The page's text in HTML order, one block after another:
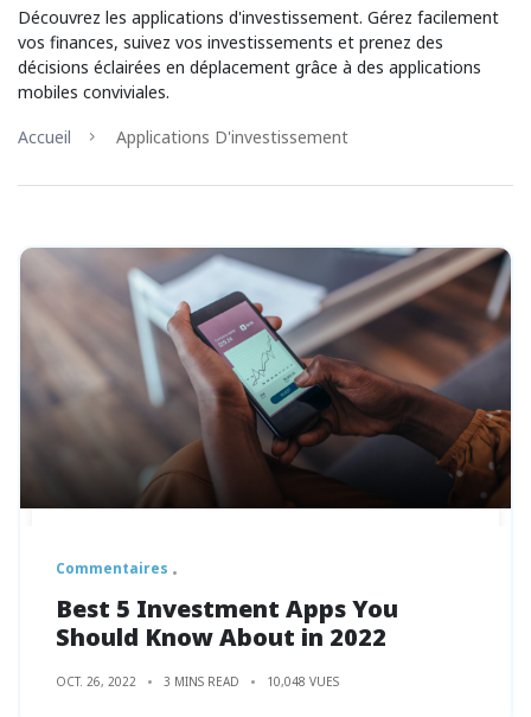
Découvrez les applications d'investissement. Gérez facilement
vos finances, suivez vos investissements et prenez des
décisions éclairées en déplacement grâce à des applications
mobiles conviviales.
Accueil
Applications D'investissement
Commentaires
Best 5 Investment Apps You
Should Know About in 2022
OCT. 26, 2022 3 MINS READ 10,048 VUES